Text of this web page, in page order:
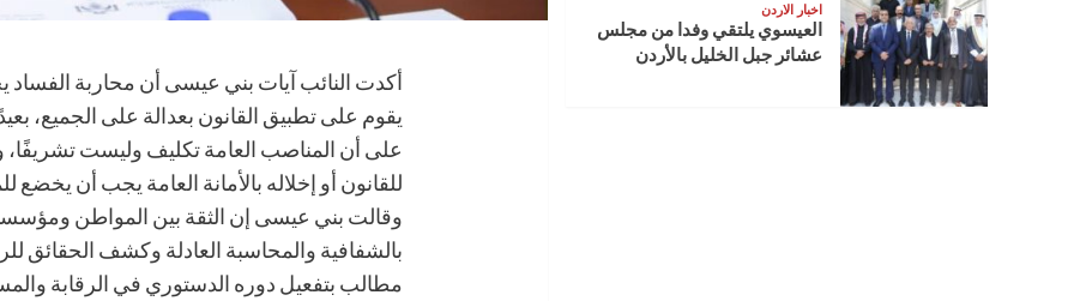
أكدت النائب آيات بني عيسى أن محاربة
يقوم على تطبيق القانون بعدالة على الجميع،
على أن المناصب العامة تكليف وليست
للقانون أو إخلاله بالأمانة العامة يجب أن يخضع
وقالت بني عيسى إن الثقة بين المواطن
بالشفافية والمحاسبة العادلة وكشف الحقائق
مطالب بتفعيل دوره الدستوري في الرقابة
اخبار الاردن
العيسوي يلتقي وفدا من مجلس
عشائر جبل الخليل بالأردن